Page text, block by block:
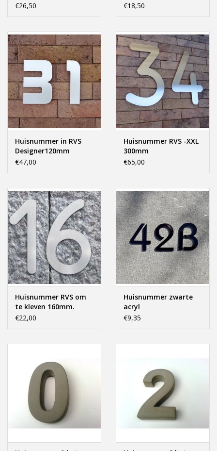
€26,50
€18,50
Huisnummer in RVS
Designer120mm
€47,00
Huisnummer RVS -XXL
300mm
€65,00
Huisnummer RVS om
te kleven 160mm.
€22,00
Huisnummer zwarte
acryl
€9,35